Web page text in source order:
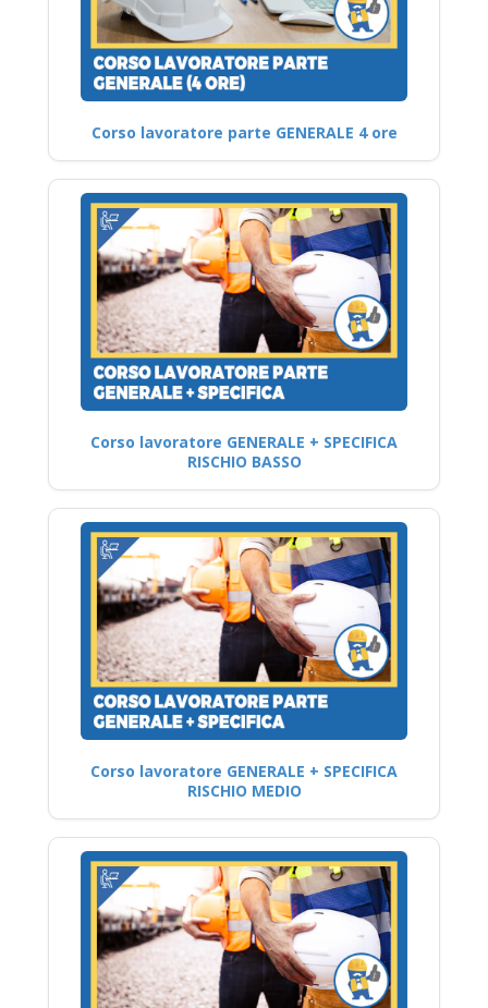
Corso lavoratore parte GENERALE 4 ore
Corso lavoratore GENERALE + SPECIFICA
RISCHIO BASSO
Corso lavoratore GENERALE + SPECIFICA
RISCHIO MEDIO